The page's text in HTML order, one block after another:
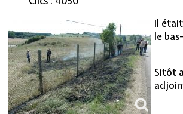
Vie Municipale
Il
le
Sitôt